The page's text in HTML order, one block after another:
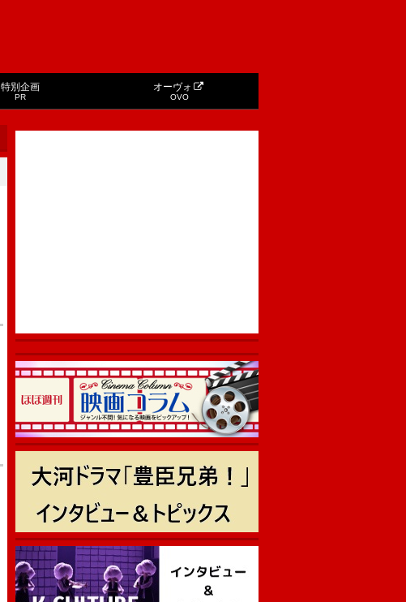
特別企画
PR
オーヴォ
OVO